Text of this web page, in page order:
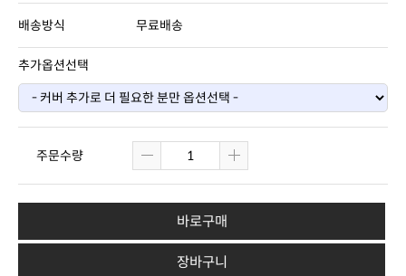
배송방식 무료배송
추가옵션선택
주문수량
바로구매
장바구니